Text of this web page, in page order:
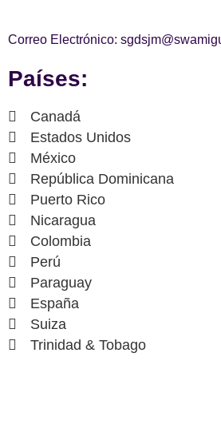
Correo Electrónico:
Países:
Canadá
Estados Unidos
México
República Dominicana
Puerto Rico
Nicaragua
Colombia
Perú
Paraguay
España
Suiza
Trinidad & Tobago